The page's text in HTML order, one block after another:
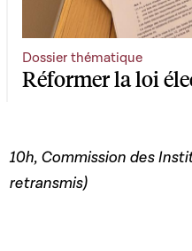
Réformer la loi
Dossier thématique
10h, Commission des
retransmis)